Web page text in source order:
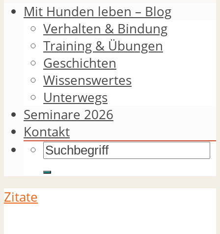
Mit Hunden leben – Blog
Verhalten & Bindung
Training & Übungen
Geschichten
Wissenswertes
Unterwegs
Seminare 2026
Kontakt
Zitate